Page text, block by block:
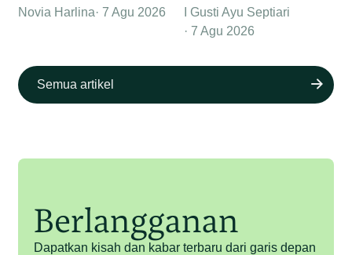
Novia Harlina 7 Agu 2026
I Gusti Ayu Septiari
7 Agu 2026
Semua artikel
Berlangganan
Dapatkan kisah dan kabar terbaru dari garis depan